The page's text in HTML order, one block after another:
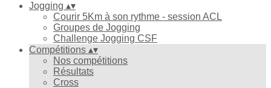
Jogging ▴▾
Courir 5Km à son rythme - session ACL
Groupes de Jogging
Challenge Jogging CSF
Compétitions ▴▾
Nos compétitions
Résultats
Cross